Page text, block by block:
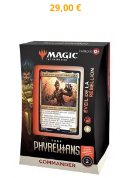
Prix
29,00 €